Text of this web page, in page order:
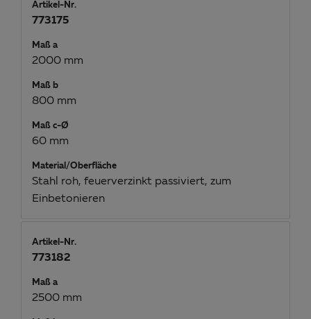
Artikel-Nr.
773175
Maß a
2000 mm
Maß b
800 mm
Maß c-Ø
60 mm
Material/Oberfläche
Stahl roh, feuerverzinkt passiviert, zum
Einbetonieren
Artikel-Nr.
773182
Maß a
2500 mm